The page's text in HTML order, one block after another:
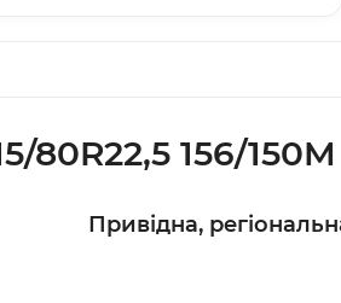
80R22,5 156/
Привідна,